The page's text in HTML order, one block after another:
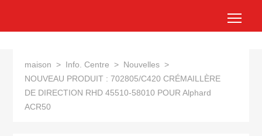
maison > Info. Centre > Nouvelles >
NOUVEAU PRODUIT : 702805/C420 CRÉMAILLÈRE
DE DIRECTION RHD 45510-58010 POUR Alphard
ACR50